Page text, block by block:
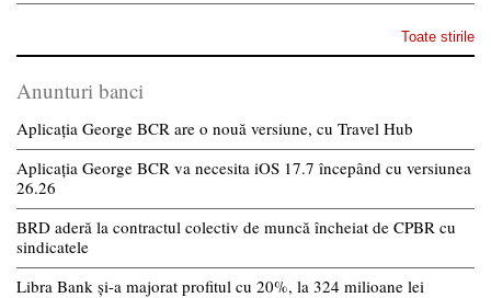
Toate stirile
Anunturi banci
Aplicația George BCR are o nouă versiune, cu Travel Hub
Aplicația George BCR va necesita iOS 17.7 începând cu versiunea
26.26
BRD aderă la contractul colectiv de muncă încheiat de CPBR cu
sindicatele
Libra Bank și-a majorat profitul cu 20%, la 324 milioane lei